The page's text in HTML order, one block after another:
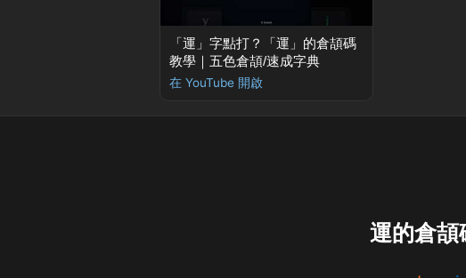
「運」字點打？「運」的倉頡碼
教學｜五色倉頡/速成字典
在 YouTube 開啟
運的倉頡